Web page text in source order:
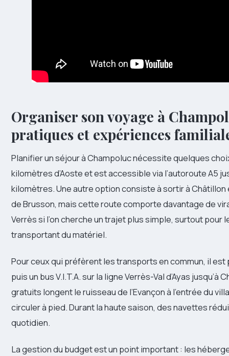
Organiser son voyage à
pratiques et expériences
Planifier un séjour à Champoluc nécessite quelques
kilomètres d’Aoste et est accessible via l’autoroute A5
kilomètres. Une autre option consiste à sortir à Châtillon
de Brusson, mais cette route comporte davantage de
Verrès si l’on cherche un trajet plus simple, surtout
transportant du matériel.
Pour ceux qui préfèrent les transports en commun, il
puis un bus V.I.T.A. sur la ligne Verrès-Val d’Ayas
gratuits longent le ruisseau de l’Evançon à l’entrée du
circuler à pied. Durant la haute saison, des navettes
quotidien.
La gestion du budget est un point important : les